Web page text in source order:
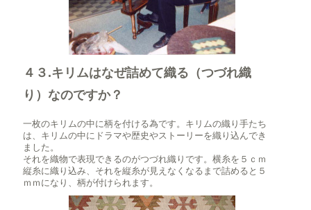
４３.キリムはなぜ詰めて織る（つづれ織
り）なのですか？
一枚のキリムの中に柄を付ける為です。キリムの織り手たち
は、キリムの中にドラマや歴史やストーリーを織り込んでき
ました。
それを織物で表現できるのがつづれ織りです。横糸を５ｃｍ
縦糸に織り込み、それを縦糸が見えなくなるまで詰めると５
ｍｍになり、柄が付けられます。